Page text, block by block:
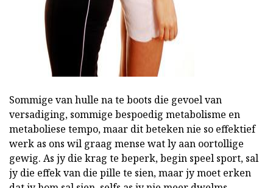
Sommige van hulle na te boots die gevoel van
versadiging, sommige bespoedig metabolisme en
metaboliese tempo, maar dit beteken nie so effektief
werk as ons wil graag mense wat ly aan oortollige
gewig. As jy die krag te beperk, begin speel sport, sal
jy die effek van die pille te sien, maar jy moet erken